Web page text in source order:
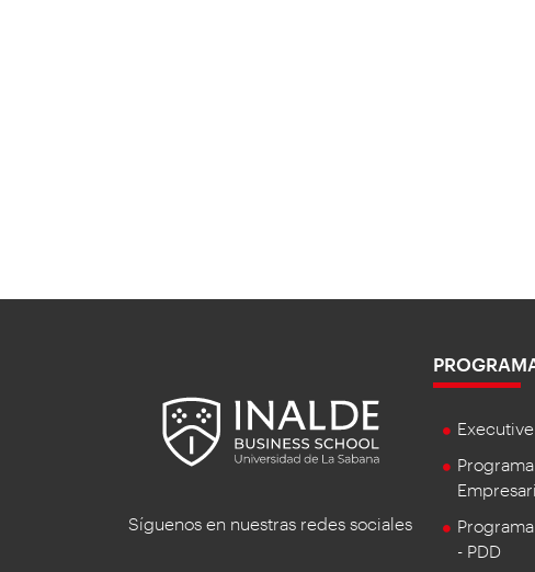
Síguenos en nuestras redes sociales
- PDD